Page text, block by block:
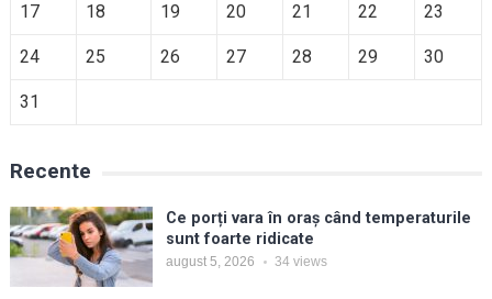
17 18 19 20 21 22 23
24 25 26 27 28 29 30
31
Recente
Ce porți vara în oraș când temperaturile
sunt foarte ridicate
august 5, 2026 34 views